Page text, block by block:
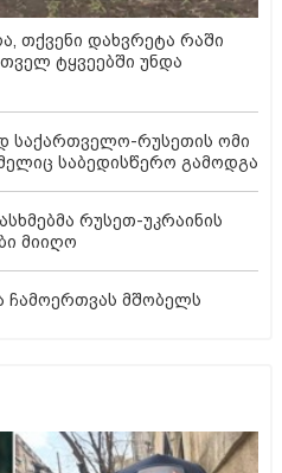
თქვენი დახვრეტა რაში
ტყვეებში უნდა
რუსეთის ომი
საბედისწერო გამოდგა
რუსეთ-უკრაინის
მიიღო
ჩამოერთვას მშობელს